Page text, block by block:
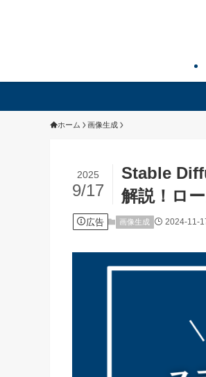
ホーム 画像生成
Stable
解説！ロ
2025
9/17
広告 画像生成 2024-11-